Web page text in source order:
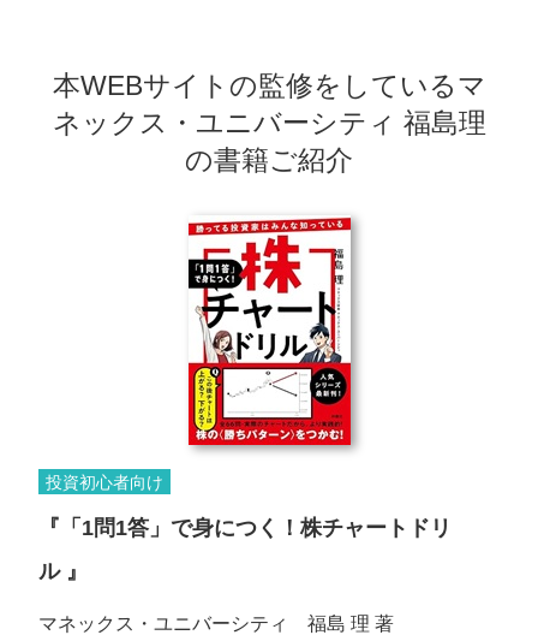
本WEBサイトの監修をしているマ
ネックス・ユニバーシティ 福島理
の書籍ご紹介
投資初心者向け
『「1問1答」で身につく！株チャートドリ
ル 』
マネックス・ユニバーシティ 福島 理 著